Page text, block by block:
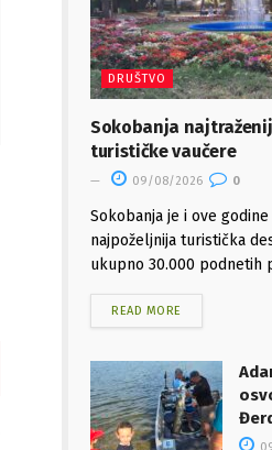
DRUŠTVO
Sokobanja
turističke vaučere
09/08/2026 0
Sokobanja je i ove
najpoželjnija turistička
ukupno 30.000 podnetih
READ MORE